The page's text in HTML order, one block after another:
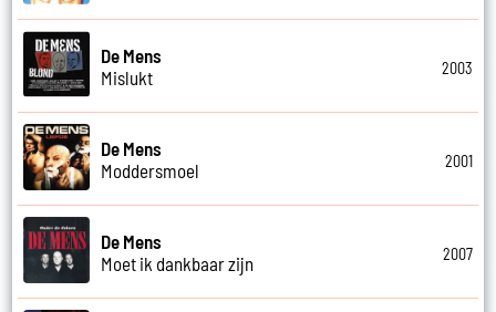
De Mens
Mislukt
2003
De Mens
Moddersmoel
2001
De Mens
Moet ik dankbaar zijn
2007